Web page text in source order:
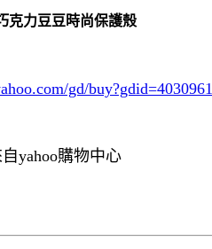
克力豆豆時尚保護殼
gd/buy?gdid=4030961
yahoo購物中心